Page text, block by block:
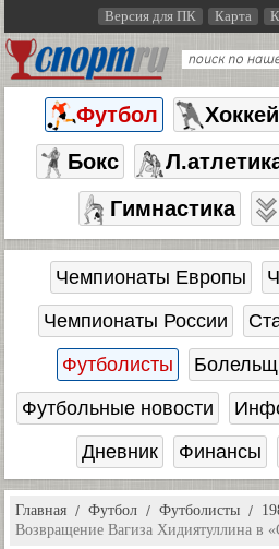
Версия для ПК Карта
Футбол Хоккей
Бокс
Гимнастика
Чемпионаты Европы
Чемпионаты России
Футболисты
Футбольные новости
Дневник
Финансы
Главная Футбол Футболисты
Возвращение Вагиза Хидиятуллина в